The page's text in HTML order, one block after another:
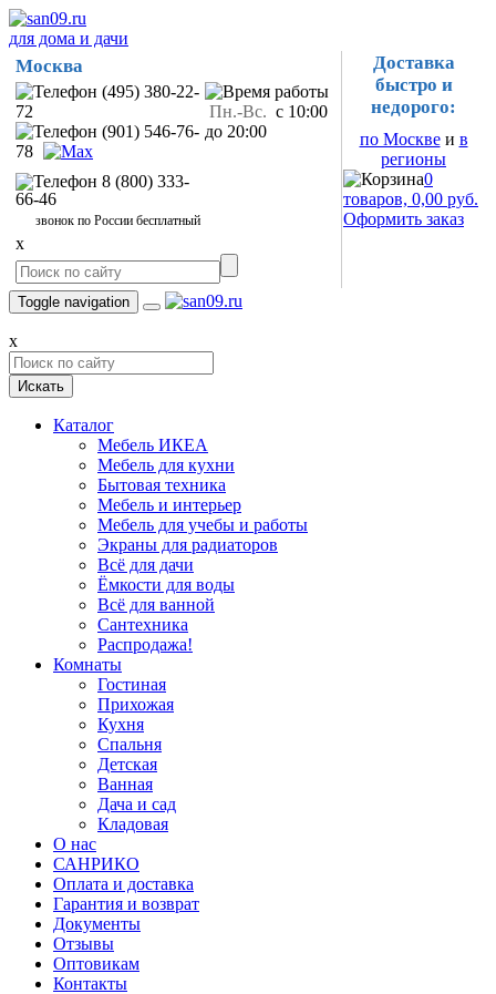
для дома и дачи
Москва
(495) 380-22-
72
(901) 546-76-
78
8 (800) 333-
66-46
звонок по России бесплатный
Пн.-Вс. с 10:00
до 20:00
x
Доставка
быстро и
недорого:
по Москвеи в
регионы
0
товаров, 0,00 руб.
Оформить заказ
Toggle navigation
x
Искать
Каталог
Мебель ИКЕА
Мебель для кухни
Бытовая техника
Мебель и интерьер
Мебель для учебы и работы
Экраны для радиаторов
Всё для дачи
Ёмкости для воды
Всё для ванной
Сантехника
Распродажа!
Комнаты
Гостиная
Прихожая
Кухня
Спальня
Детская
Ванная
Дача и сад
Кладовая
О нас
САНРИКО
Оплата и доставка
Гарантия и возврат
Документы
Отзывы
Оптовикам
Контакты